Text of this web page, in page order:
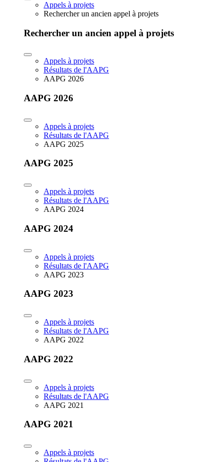
Appels à projets
Rechercher un ancien appel à projets
Rechercher un ancien appel à projets
Appels à projets
Résultats de l'AAPG
AAPG 2026
AAPG 2026
Appels à projets
Résultats de l'AAPG
AAPG 2025
AAPG 2025
Appels à projets
Résultats de l'AAPG
AAPG 2024
AAPG 2024
Appels à projets
Résultats de l'AAPG
AAPG 2023
AAPG 2023
Appels à projets
Résultats de l'AAPG
AAPG 2022
AAPG 2022
Appels à projets
Résultats de l'AAPG
AAPG 2021
AAPG 2021
Appels à projets